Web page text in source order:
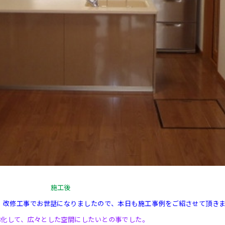
施工後
修工事でお世話になりましたので、本日も施工事例をご紹させて頂きま
して、広々とした空間にしたいとの事でした。